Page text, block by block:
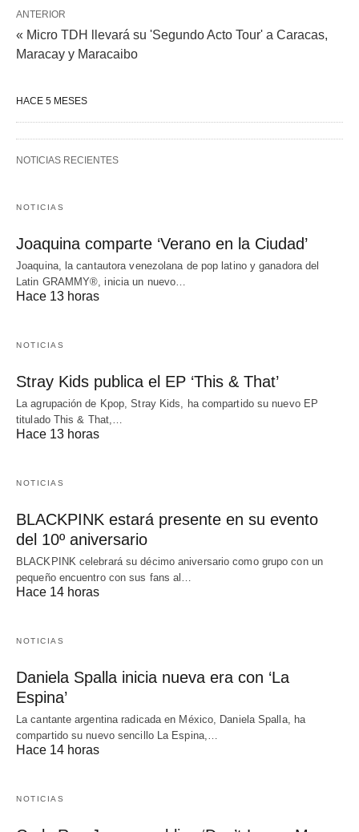
ANTERIOR
« Micro TDH llevará su 'Segundo Acto Tour' a Caracas,
Maracay y Maracaibo
HACE 5 MESES
NOTICIAS RECIENTES
NOTICIAS
Joaquina comparte ‘Verano en la Ciudad’
Joaquina, la cantautora venezolana de pop latino y ganadora del
Latin GRAMMY®, inicia un nuevo…
Hace 13 horas
NOTICIAS
Stray Kids publica el EP ‘This & That’
La agrupación de Kpop, Stray Kids, ha compartido su nuevo EP
titulado This & That,…
Hace 13 horas
NOTICIAS
BLACKPINK estará presente en su evento
del 10º aniversario
BLACKPINK celebrará su décimo aniversario como grupo con un
pequeño encuentro con sus fans al…
Hace 14 horas
NOTICIAS
Daniela Spalla inicia nueva era con ‘La
Espina’
La cantante argentina radicada en México, Daniela Spalla, ha
compartido su nuevo sencillo La Espina,…
Hace 14 horas
NOTICIAS